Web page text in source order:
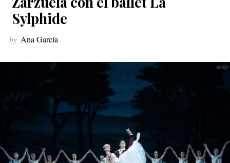
o
r
:
Sylphide
by Ana García